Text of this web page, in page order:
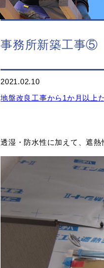
事務所新築工事⑤
2021.02.10
地盤改良工事から1か月以上
透湿・防水性に加えて、遮熱